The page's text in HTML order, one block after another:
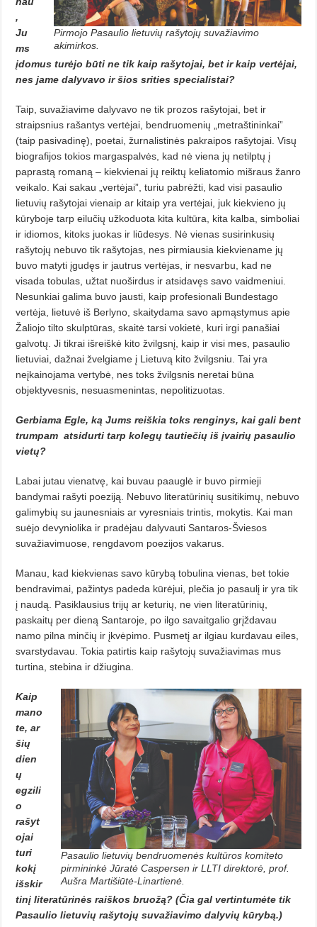
Pirmojo Pasaulio lietuvių rašytojų suvažiavimo
akimirkos.
,
Ju
ms
įdomus turėjo būti ne tik kaip rašytojai, bet ir kaip vertėjai,
nes jame dalyvavo ir šios srities specialistai?
Taip, suvažiavime dalyvavo ne tik prozos rašytojai, bet ir
straipsnius rašantys vertėjai, bendruomenių „metraštininkai”
(taip pasivadinę), poetai, žurnalistinės pakraipos rašytojai. Visų
biografijos tokios margaspalvės, kad nė viena jų netilptų į
paprastą romaną – kiekvienai jų reiktų keliatomio mišraus žanro
veikalo. Kai sakau „vertėjai”, turiu pabrėžti, kad visi pasaulio
lietuvių rašytojai vienaip ar kitaip yra vertėjai, juk kiekvieno jų
kūryboje tarp eilučių užkoduota kita kultūra, kita kalba, simboliai
ir idiomos, kitoks juokas ir liūdesys. Nė vienas susirinkusių
rašytojų nebuvo tik rašytojas, nes pirmiausia kiekviename jų
buvo matyti įgudęs ir jautrus vertėjas, ir nesvarbu, kad ne
visada tobulas, užtat nuoširdus ir atsidavęs savo vaidmeniui.
Nesunkiai galima buvo jausti, kaip profesionali Bundestago
vertėja, lietuvė iš Berlyno, skaitydama savo apmąstymus apie
Žaliojo tilto skulptūras, skaitė tarsi vokietė, kuri irgi panašiai
galvotų. Ji tikrai išreiškė kito žvilgsnį, kaip ir visi mes, pasaulio
lietuviai, dažnai žvelgiame į Lietuvą kito žvilgsniu. Tai yra
neįkainojama vertybė, nes toks žvilgsnis neretai būna
objektyvesnis, nesuasmenintas, nepolitizuotas.
Gerbiama Egle, ką Jums reiškia toks renginys, kai gali bent
trumpam atsidurti tarp kolegų tautiečių iš įvairių pasaulio
vietų?
Labai jutau vienatvę, kai buvau paauglė ir buvo pirmieji
bandymai rašyti poeziją. Nebuvo literatūrinių susitikimų, nebuvo
galimybių su jaunesniais ar vyresniais trintis, mokytis. Kai man
suėjo devyniolika ir pradėjau dalyvauti Santaros-Šviesos
suvažiavimuose, rengdavom poezijos vakarus.
Manau, kad kiekvienas savo kūrybą tobulina vienas, bet tokie
bendravimai, pažintys padeda kūrėjui, plečia jo pasaulį ir yra tik
į naudą. Pasiklausius trijų ar keturių, ne vien literatūrinių,
paskaitų per dieną Santaroje, po ilgo savaitgalio grįždavau
namo pilna minčių ir įkvėpimo. Pusmetį ar ilgiau kurdavau eiles,
svarstydavau. Tokia patirtis kaip rašytojų suvažiavimas mus
turtina, stebina ir džiugina.
Pasaulio lietuvių bendruomenės kultūros komiteto
pirmi­ninkė Jūratė Caspersen ir LLTI direktorė, prof.
Aušra Mar­tišiūtė-Linartienė.
Kaip
mano
te, ar
šių
dien
ų
egzili
o
rašyt
ojai
turi
kokį
išskir
tinį literatūrinės raiškos bruožą? (Čia gal vertintumėte tik
Pasaulio lietuvių rašytojų suvažiavimo dalyvių kūrybą.)